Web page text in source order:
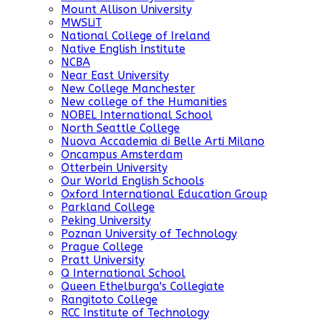
Mount Allison University
MWSLiT
National College of Ireland
Native English Institute
NCBA
Near East University
New College Manchester
New college of the Humanities
NOBEL International School
North Seattle College
Nuova Accademia di Belle Arti Milano
Oncampus Amsterdam
Otterbein University
Our World English Schools
Oxford International Education Group
Parkland College
Peking University
Poznan University of Technology
Prague College
Pratt University
Q International School
Queen Ethelburga's Collegiate
Rangitoto College
RCC Institute of Technology